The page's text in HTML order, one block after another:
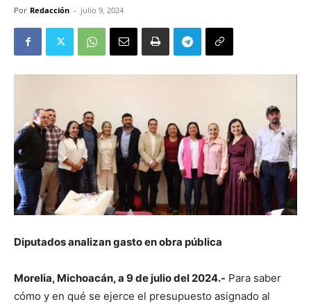
Por Redacción - julio 9, 2024
Diputados analizan gasto en obra pública
Morelia, Michoacán, a 9 de julio del 2024.- Para saber
cómo y en qué se ejerce el presupuesto asignado al